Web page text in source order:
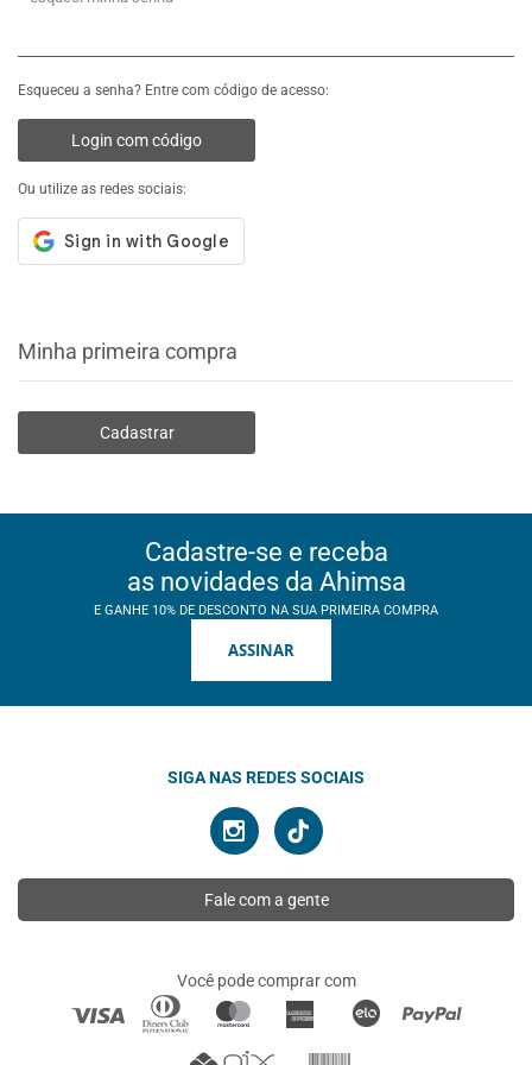
Esqueceu a senha? Entre com código de acesso:
Login com código
Ou utilize as redes sociais:
Minha primeira compra
Cadastrar
Cadastre-se e receba
as novidades da Ahimsa
E GANHE 10% DE DESCONTO NA SUA PRIMEIRA COMPRA
ASSINAR
SIGA NAS REDES SOCIAIS
Fale com a gente
Você pode comprar com